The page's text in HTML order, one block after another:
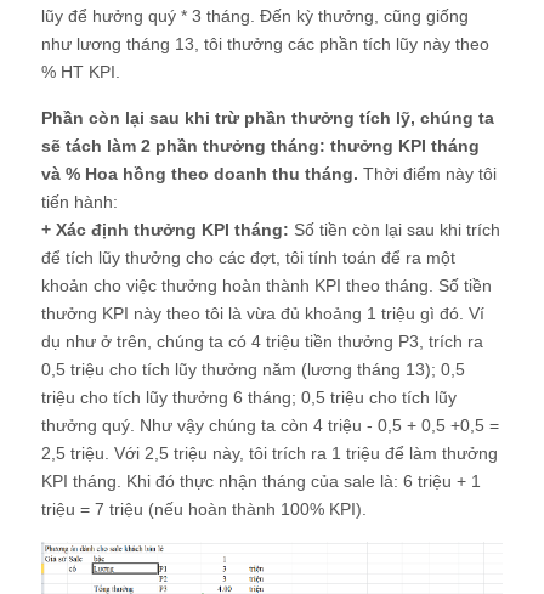
lũy để hưởng quý * 3 tháng. Đến kỳ thưởng, cũng giống
như lương tháng 13, tôi thưởng các phần tích lũy này theo
% HT KPI.
Phần còn lại sau khi trừ phần thưởng tích lỹ, chúng ta
sẽ tách làm 2 phần thưởng tháng: thưởng KPI tháng
và % Hoa hồng theo doanh thu tháng. Thời điểm này tôi
tiến hành:
+ Xác định thưởng KPI tháng: Số tiền còn lại sau khi trích
để tích lũy thưởng cho các đợt, tôi tính toán để ra một
khoản cho việc thưởng hoàn thành KPI theo tháng. Số tiền
thưởng KPI này theo tôi là vừa đủ khoảng 1 triệu gì đó. Ví
dụ như ở trên, chúng ta có 4 triệu tiền thưởng P3, trích ra
0,5 triệu cho tích lũy thưởng năm (lương tháng 13); 0,5
triệu cho tích lũy thưởng 6 tháng; 0,5 triệu cho tích lũy
thưởng quý. Như vậy chúng ta còn 4 triệu - 0,5 + 0,5 +0,5 =
2,5 triệu. Với 2,5 triệu này, tôi trích ra 1 triệu để làm thưởng
KPI tháng. Khi đó thực nhận tháng của sale là: 6 triệu + 1
triệu = 7 triệu (nếu hoàn thành 100% KPI).